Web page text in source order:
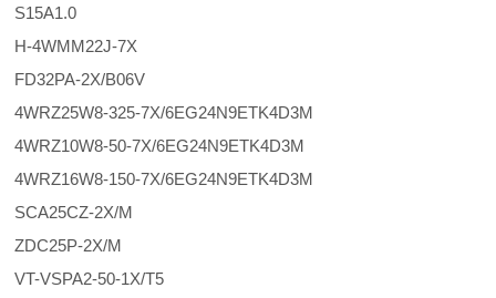
S15A1.0
H-4WMM22J-7X
FD32PA-2X/B06V
4WRZ25W8-325-7X/6EG24N9ETK4D3M
4WRZ10W8-50-7X/6EG24N9ETK4D3M
4WRZ16W8-150-7X/6EG24N9ETK4D3M
SCA25CZ-2X/M
ZDC25P-2X/M
VT-VSPA2-50-1X/T5